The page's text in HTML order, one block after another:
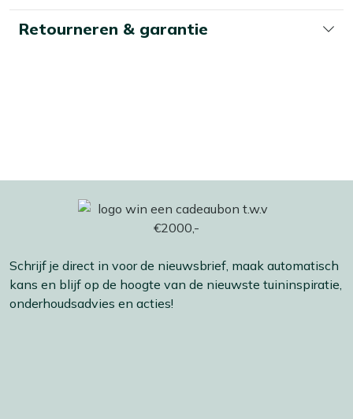
Retourneren & garantie
Schrijf je direct in voor de nieuwsbrief, maak automatisch
kans en blijf op de hoogte van de nieuwste tuininspiratie,
onderhoudsadvies en acties!